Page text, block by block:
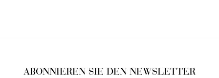
ABONNIEREN SIE DEN NEWSLETTER